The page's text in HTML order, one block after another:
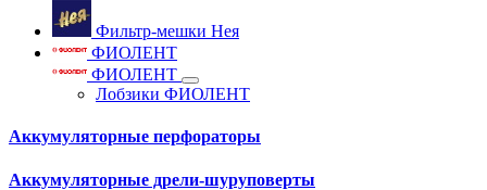
Фильтр-мешки Нея
ФИОЛЕНТ
ФИОЛЕНТ
Лобзики ФИОЛЕНТ
Аккумуляторные перфораторы
Аккумуляторные дрели-шуруповерты